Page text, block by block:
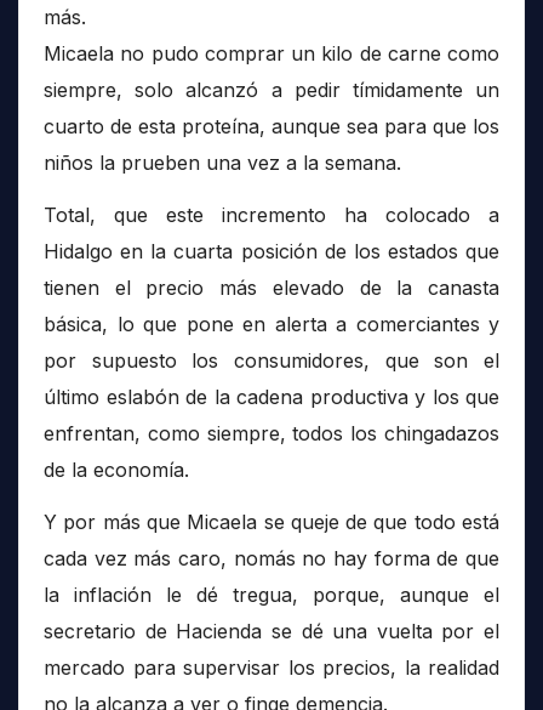
más.
Micaela no pudo comprar un kilo de carne como
siempre, solo alcanzó a pedir tímidamente un
cuarto de esta proteína, aunque sea para que los
niños la prueben una vez a la semana.
Total, que este incremento ha colocado a
Hidalgo en la cuarta posición de los estados que
tienen el precio más elevado de la canasta
básica, lo que pone en alerta a comerciantes y
por supuesto los consumidores, que son el
último eslabón de la cadena productiva y los que
enfrentan, como siempre, todos los chingadazos
de la economía.
Y por más que Micaela se queje de que todo está
cada vez más caro, nomás no hay forma de que
la inflación le dé tregua, porque, aunque el
secretario de Hacienda se dé una vuelta por el
mercado para supervisar los precios, la realidad
no la alcanza a ver o finge demencia.